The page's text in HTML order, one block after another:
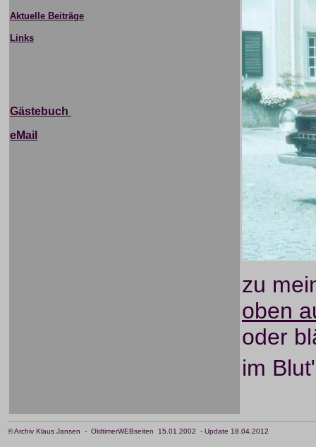
Aktuelle Beiträge
Links
Gästebuch
eMail
zu
oben
oder
im
© Archiv Klaus Jansen - OldtimerWEBseiten 15.01.2002 - Update 18.04.2012